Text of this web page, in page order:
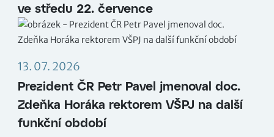
ve středu 22. července
13. 07. 2026
Prezident ČR Petr Pavel jmenoval doc.
Zdeňka Horáka rektorem VŠPJ na další
funkční období